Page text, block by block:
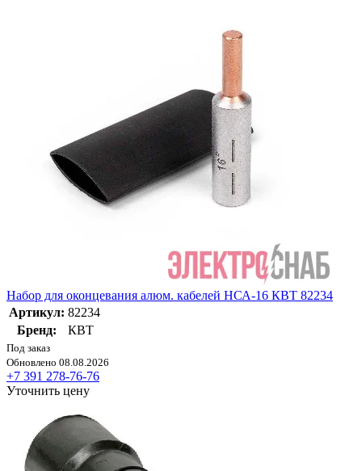
Набор для оконцевания алюм. кабелей НСА-16 КВТ 82234
Артикул: 82234
Бренд:
КВТ
Под заказ
Обновлено 08.08.2026
+7 391 278-76-76
Уточнить цену